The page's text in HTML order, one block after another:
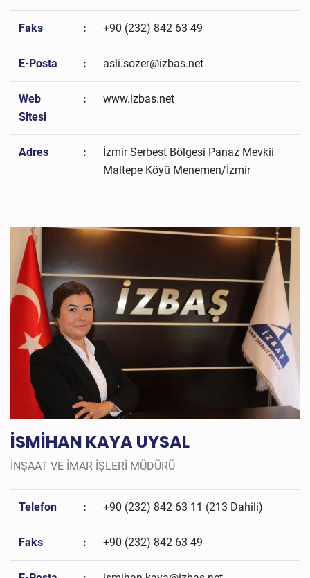
Faks : +90 (232) 842 63 49
E-Posta : asli.sozer@izbas.net
Web
Sitesi
: www.izbas.net
Adres :
İzmir Serbest Bölgesi Panaz Mevkii
Maltepe Köyü Menemen/İzmir
İSMİHAN KAYA UYSAL
İNŞAAT VE İMAR İŞLERİ MÜDÜRÜ
Telefon : +90 (232) 842 63 11 (213 Dahili)
Faks : +90 (232) 842 63 49